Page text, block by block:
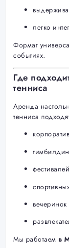
легко
Формат
событиях.
Где
тенниса
Аренда
тенниса
Мы работаем в